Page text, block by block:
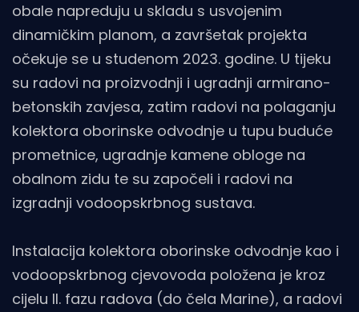
obale napreduju u skladu s usvojenim
dinamičkim planom, a završetak projekta
očekuje se u studenom 2023. godine. U tijeku
su radovi na proizvodnji i ugradnji armirano-
betonskih zavjesa, zatim radovi na polaganju
kolektora oborinske odvodnje u tupu buduće
prometnice, ugradnje kamene obloge na
obalnom zidu te su započeli i radovi na
izgradnji vodoopskrbnog sustava.
Instalacija kolektora oborinske odvodnje kao i
vodoopskrbnog cjevovoda položena je kroz
cijelu II. fazu radova (do čela Marine), a radovi